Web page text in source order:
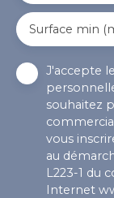
Surface min
J'accepte
souhaitez
vous
au
L223-1 du
Internet